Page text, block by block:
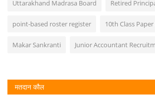
Uttarakhand Madrasa Board Retired
point-based roster register 10th Class
Makar Sankranti Junior Accountant
मतदान कौल